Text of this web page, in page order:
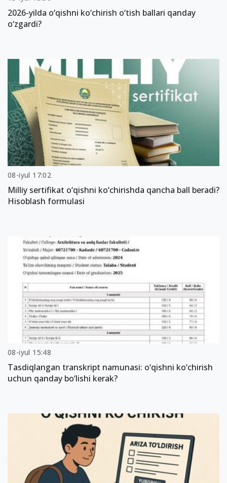
2026-yilda o‘qishni ko‘chirish o‘tish ballari qanday
o‘zgardi?
08-iyul 17:02
Milliy sertifikat o‘qishni ko‘chirishda qancha ball beradi?
Hisoblash formulasi
08-iyul 15:48
Tasdiqlangan transkript namunasi: o‘qishni ko‘chirish
uchun qanday bo‘lishi kerak?